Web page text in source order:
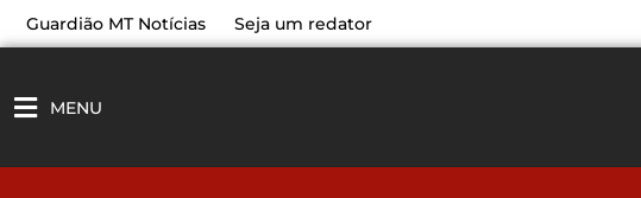
paraGuardião MT Notícias Seja um redator
MENU